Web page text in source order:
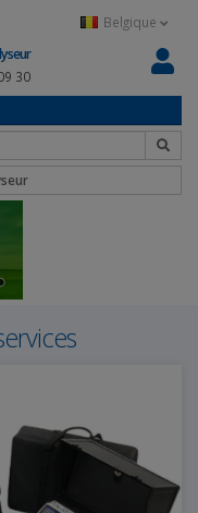
Belgique
30